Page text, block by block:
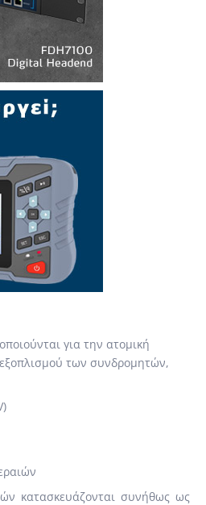
για την ατομική
των συνδρομητών,
κατασκευάζονται συνήθως ως